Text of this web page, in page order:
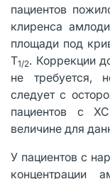
пациентов
клиренса
площади под
T1/2. Коррекции
не требуется,
следует с
пациентов с
величине для
У пациентов с
концентрации